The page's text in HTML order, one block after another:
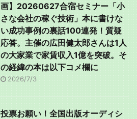
画】20260627合宿セミナー「小
さな会社の稼ぐ技術」本に書けな
い成功事例の裏話100連発！質疑
応答。主催の広田健太郎さんは1人
の大家業で家賃収入1億を突破。そ
の経緯の本は以下コメ欄に
2026/7/3
投票お願い！全国出版オーディシ